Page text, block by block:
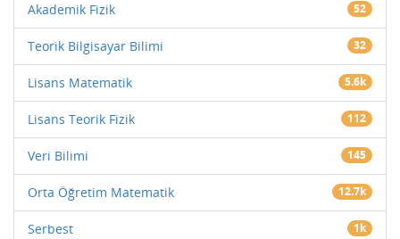
Akademik Fizik 52
Teorik Bilgisayar Bilimi 32
Lisans Matematik 5.6k
Lisans Teorik Fizik 112
Veri Bilimi 145
Orta Öğretim Matematik 12.7k
Serbest 1k